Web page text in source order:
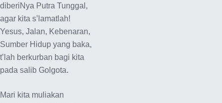
diberiNya Putra Tunggal,
agar kita s’lamatlah!
Yesus, Jalan, Kebenaran,
Sumber Hidup yang baka,
t’lah berkurban bagi kita
pada salib Golgota.
Mari kita muliakan